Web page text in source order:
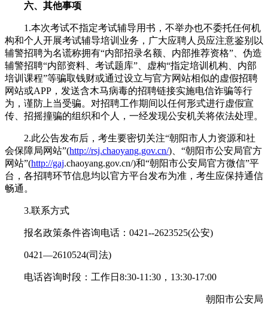
六、其他事项
1.本次考试不指定考试辅导用书，不举办也不委托任何机
构和个人开展考试辅导培训业务，广大应聘人员应注意鉴别以
辅警招聘为名谎称拥有“内部招录名额、内部推荐资格”、伪造
辅警招聘“内部资料、考试题库”、虚构“指定培训机构、内部
培训课程”等骗取钱财或通过设立与官方网站相似的虚假招聘
网站或APP，发送含木马病毒的招聘链接实施电信诈骗等行
为，谨防上当受骗。对招聘工作期间以任何形式进行虚假宣
传、招摇撞骗的组织和个人，一经发现公安机关将依法处理。
2.此公告发布后，考生要密切关注“朝阳市人力资源和社
会保障局网站”(http://rsj.chaoyang.gov.cn/)、“朝阳市公安局官方
网站”(http://gaj.chaoyang.gov.cn/)和“朝阳市公安局官方微信”平
台，各招聘环节信息均以官方平台发布为准，考生应保持通信
畅通。
3.联系方式
报名政策条件咨询电话：0421--2623525(公安)
0421—2610524(司法)
电话咨询时段：工作日8:30-11:30，13:30-17:00
朝阳市公安局